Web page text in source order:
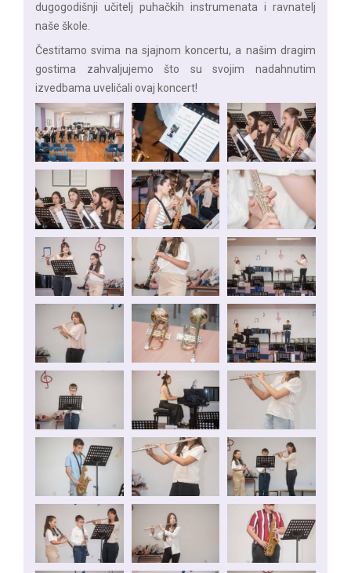
dugogodišnji učitelj puhačkih instrumenata i ravnatelj
naše škole.
Čestitamo svima na sjajnom koncertu, a našim dragim
gostima zahvaljujemo što su svojim nadahnutim
izvedbama uveličali ovaj koncert!